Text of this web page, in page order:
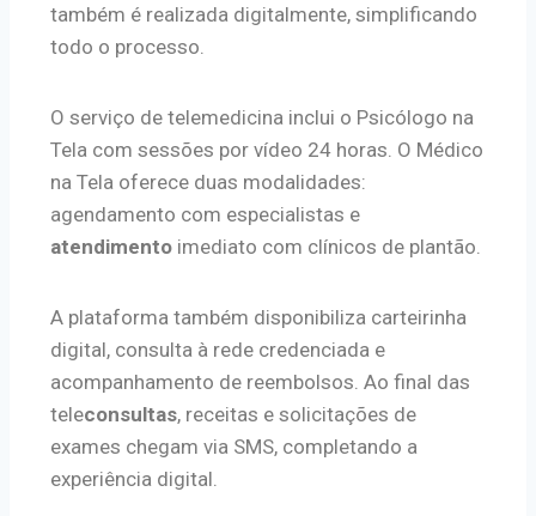
também é realizada digitalmente, simplificando
todo o processo.
O serviço de telemedicina inclui o Psicólogo na
Tela com sessões por vídeo 24 horas. O Médico
na Tela oferece duas modalidades:
agendamento com especialistas e
atendimento imediato com clínicos de plantão.
A plataforma também disponibiliza carteirinha
digital, consulta à rede credenciada e
acompanhamento de reembolsos. Ao final das
teleconsultas, receitas e solicitações de
exames chegam via SMS, completando a
experiência digital.